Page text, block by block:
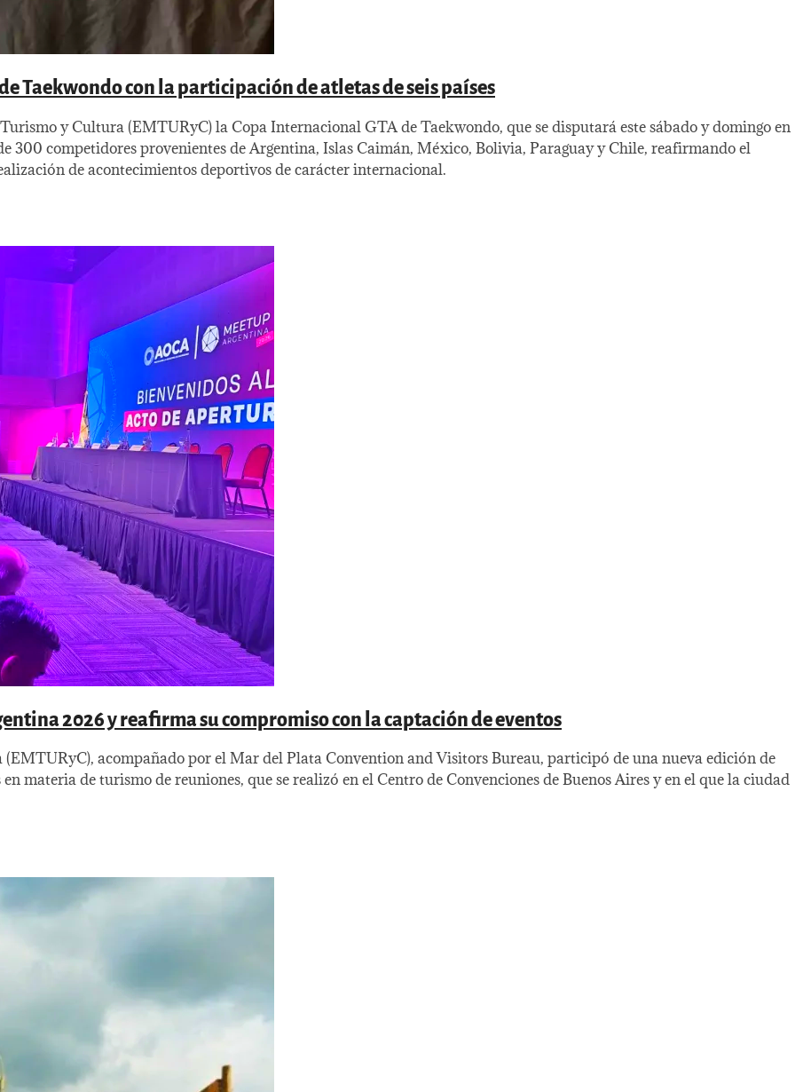
Taekwondo con la participación de atletas de seis países
y Cultura (EMTURyC) la Copa Internacional GTA de Taekwondo, que se disputará este sábado y domingo en
300 competidores provenientes de Argentina, Islas Caimán, México, Bolivia, Paraguay y Chile, reafirmando el
de acontecimientos deportivos de carácter internacional.
2026 y reafirma su compromiso con la captación de eventos
acompañado por el Mar del Plata Convention and Visitors Bureau, participó de una nueva edición de
materia de turismo de reuniones, que se realizó en el Centro de Convenciones de Buenos Aires y en el que la ciudad